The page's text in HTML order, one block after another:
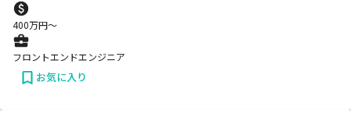
400万円〜
フロントエンドエンジニア
お気に入り